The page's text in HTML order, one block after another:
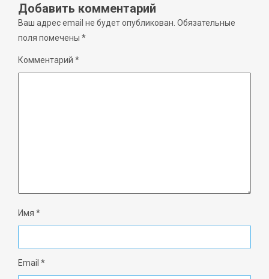
Добавить комментарий
Ваш адрес email не будет опубликован. Обязательные
поля помечены *
Комментарий *
Имя *
Email *